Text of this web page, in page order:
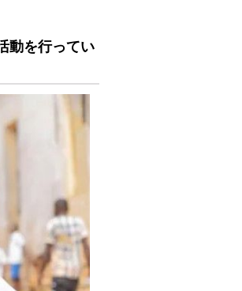
動を行ってい